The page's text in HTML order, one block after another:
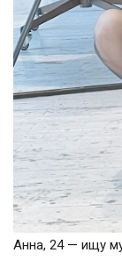
Анна, 24 — ищу